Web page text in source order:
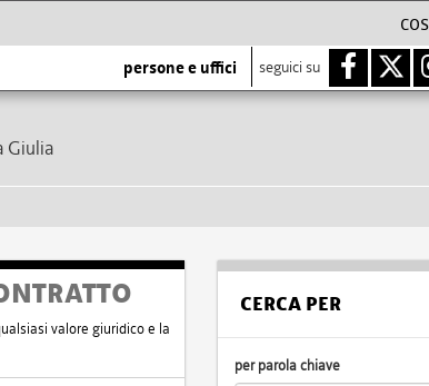
persone e uffici seguici su
Giulia
valore giuridico e la
CERCA PER
per parola chiave